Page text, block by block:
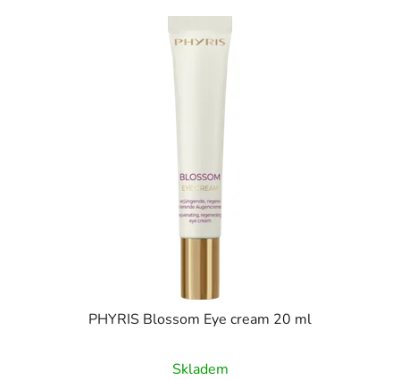
PHYRIS Blossom Eye cream 20 ml
Skladem